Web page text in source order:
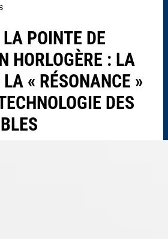
POINTE DE
HORLOGÈRE : LA
« RÉSONANCE »
DES